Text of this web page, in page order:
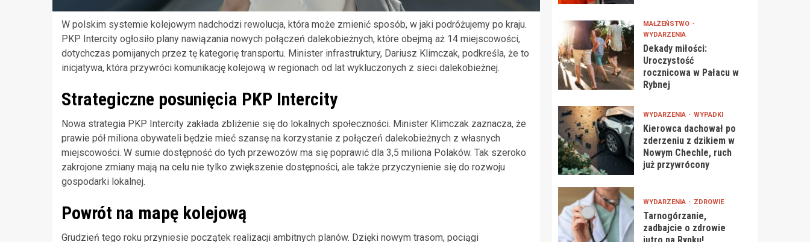
W polskim systemie kolejowym nadchodzi rewolucja, która może zmienić sposób, w jaki podróżujemy po kraju.
PKP Intercity ogłosiło plany nawiązania nowych połączeń dalekobieżnych, które obejmą aż 14 miejscowości,
dotychczas pomijanych przez tę kategorię transportu. Minister infrastruktury, Dariusz Klimczak, podkreśla, że to
inicjatywa, która przywróci komunikację kolejową w regionach od lat wykluczonych z sieci dalekobieżnej.
Strategiczne posunięcia PKP Intercity
Nowa strategia PKP Intercity zakłada zbliżenie się do lokalnych społeczności. Minister Klimczak zaznacza, że
prawie pół miliona obywateli będzie mieć szansę na korzystanie z połączeń dalekobieżnych z własnych
miejscowości. W sumie dostępność do tych przewozów ma się poprawić dla 3,5 miliona Polaków. Tak szeroko
zakrojone zmiany mają na celu nie tylko zwiększenie dostępności, ale także przyczynienie się do rozwoju
gospodarki lokalnej.
Powrót na mapę kolejową
Grudzień tego roku przyniesie początek realizacji ambitnych planów. Dzięki nowym trasom, pociągi
MAŁŻEŃSTWO
WYDARZENIA
Dekady miłości:
Uroczystość
rocznicowa w Pałacu w
Rybnej
WYDARZENIA WYPADKI
Kierowca dachował po
zderzeniu z dzikiem w
Nowym Chechle, ruch
już przywrócony
WYDARZENIA ZDROWIE
Tarnogórzanie,
zadbajcie o zdrowie